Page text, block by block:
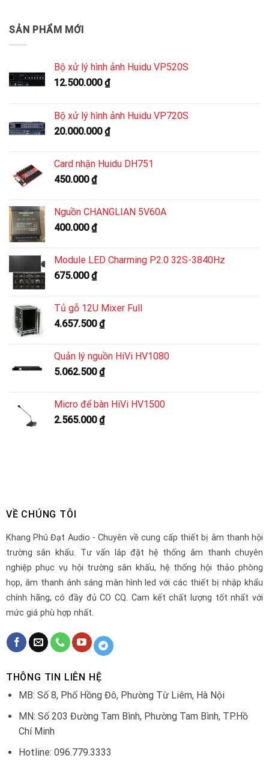
SẢN PHẨM MỚI
Bộ xử lý hình ảnh Huidu VP520S
12.500.000₫
Bộ xử lý hình ảnh Huidu VP720S
20.000.000₫
Card nhận Huidu DH751
450.000₫
Nguồn CHANGLIAN 5V60A
400.000₫
Module LED Charming P2.0 32S-3840Hz
675.000₫
Tủ gỗ 12U Mixer Full
4.657.500₫
Quản lý nguồn HiVi HV1080
5.062.500₫
Micro để bàn HiVi HV1500
2.565.000₫
VỀ CHÚNG TÔI
Khang Phú Đạt Audio - Chuyên về cung cấp thiết bị âm thanh hội
trường sân khấu. Tư vấn lắp đặt hệ thống âm thanh chuyên
nghiệp phục vụ hội trường sân khấu, hệ thống hội thảo phòng
họp, âm thanh ánh sáng màn hình led với các thiết bị nhập khẩu
chính hãng, có đầy đủ CO CQ. Cam kết chất lượng tốt nhất với
mức giá phù hợp nhất.
THÔNG TIN LIÊN HỆ
MB: Số 8, Phố Hồng Đô, Phường Từ Liêm, Hà Nội
MN: Số 203 Đường Tam Bình, Phường Tam Bình, TP.Hồ
Chí Minh
Hotline: 096.779.3333